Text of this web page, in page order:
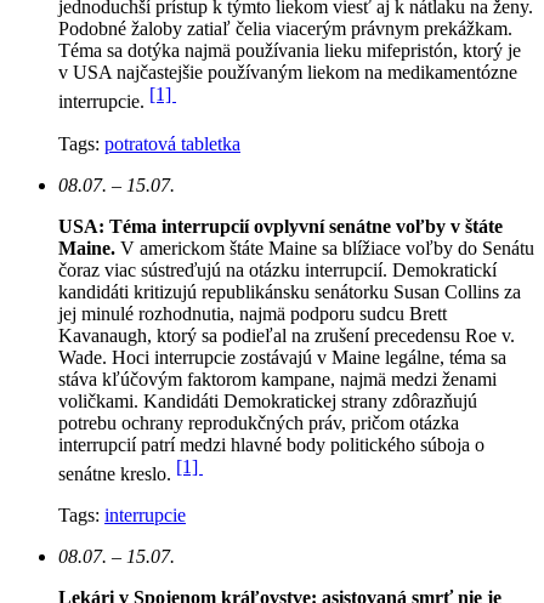
jednoduchší prístup k týmto liekom viesť aj k nátlaku na ženy.
Podobné žaloby zatiaľ čelia viacerým právnym prekážkam.
Téma sa dotýka najmä používania lieku mifepristón, ktorý je
v USA najčastejšie používaným liekom na medikamentózne
interrupcie. [1]
Tags: potratová tabletka
08.07. – 15.07.
USA: Téma interrupcií ovplyvní senátne voľby v štáte
Maine. V americkom štáte Maine sa blížiace voľby do Senátu
čoraz viac sústreďujú na otázku interrupcií. Demokratickí
kandidáti kritizujú republikánsku senátorku Susan Collins za
jej minulé rozhodnutia, najmä podporu sudcu Brett
Kavanaugh, ktorý sa podieľal na zrušení precedensu Roe v.
Wade. Hoci interrupcie zostávajú v Maine legálne, téma sa
stáva kľúčovým faktorom kampane, najmä medzi ženami
voličkami. Kandidáti Demokratickej strany zdôrazňujú
potrebu ochrany reprodukčných práv, pričom otázka
interrupcií patrí medzi hlavné body politického súboja o
senátne kreslo. [1]
Tags: interrupcie
08.07. – 15.07.
Lekári v Spojenom kráľovstve: asistovaná smrť nie je